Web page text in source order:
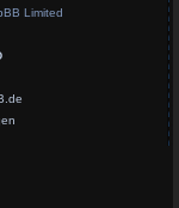
Limited